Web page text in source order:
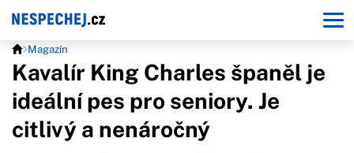
Magazín
Kavalír King Charles španěl je
ideální pes pro seniory. Je
citlivý a nenáročný